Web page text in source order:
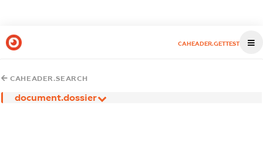
CAHEADER.GETTEST
CAHEADER.SEARCH
document.dossier